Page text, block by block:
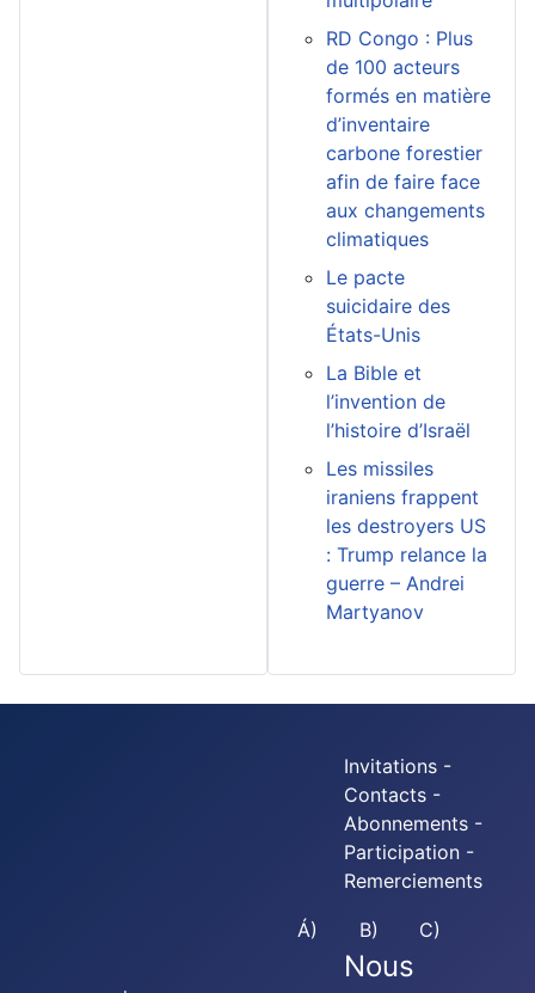
RD Congo : Plus
de 100 acteurs
formés en matière
d’inventaire
carbone forestier
afin de faire face
aux changements
climatiques
Le pacte
suicidaire des
États-Unis
La Bible et
l’invention de
l’histoire d’Israël
Les missiles
iraniens frappent
les destroyers US
: Trump relance la
guerre – Andrei
Martyanov
Invitations -
Contacts -
Abonnements -
Participation -
Remerciements
Á) B) C)
Nous